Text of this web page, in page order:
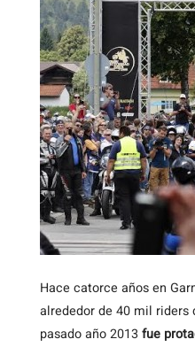
Hace catorce años en
alrededor de 40 mil riders
pasado año 2013 fue